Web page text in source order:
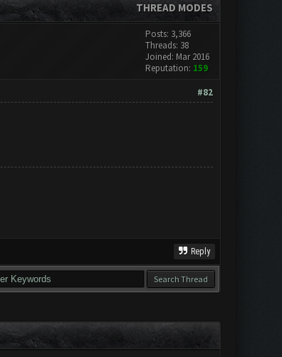
THREAD MODES
Posts: 3,366
Threads: 38
Joined: Mar 2016
Reputation: 159
#82
Reply